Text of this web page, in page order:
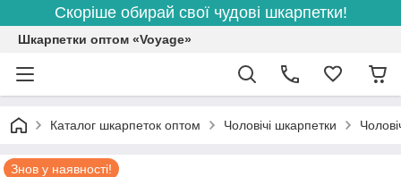
Скоріше обирай свої чудові шкарпетки!
Шкарпетки оптом «Voyage»
Каталог шкарпеток оптом Чоловічі шкарпетки
Знов у наявності!